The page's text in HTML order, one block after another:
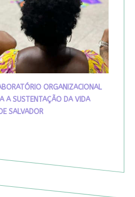
ORGANIZACIONAL
A SUSTENTAÇÃO DA VIDA
DE SALVADOR